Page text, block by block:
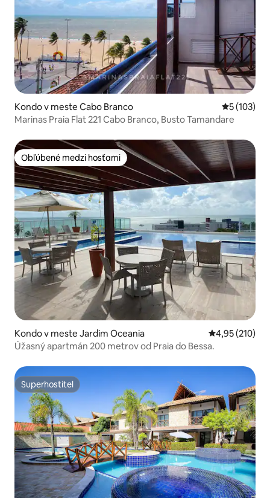
Kondo v meste Cabo Branco Priemerné
5 (103)
Marinas Praia Flat 221 Cabo Branco, Busto Tamandare
Obľúbené medzi hosťami
Obľúbené medzi hosťami
Kondo v meste Jardim Oceania Priemerné
4,95 (210)
Úžasný apartmán 200 metrov od Praia do Bessa.
Superhostiteľ
Superhostiteľ